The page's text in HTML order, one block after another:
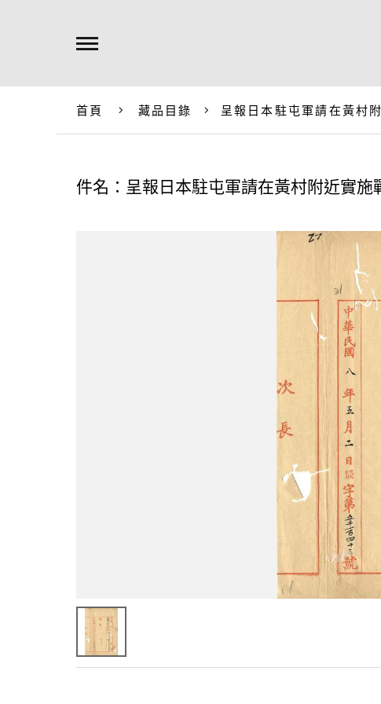
首頁 藏品目錄 呈報日本駐屯軍請在黃村
件名：呈報日本駐屯軍請在黃村附近實施